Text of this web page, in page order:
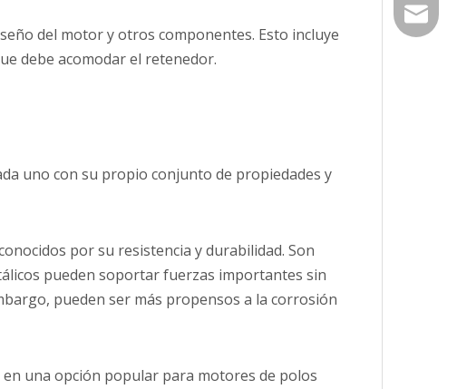
del motor y otros componentes. Esto incluye
debe acomodar el retenedor.
uno con su propio conjunto de propiedades y
por su resistencia y durabilidad. Son
pueden soportar fuerzas importantes sin
pueden ser más propensos a la corrosión
una opción popular para motores de polos